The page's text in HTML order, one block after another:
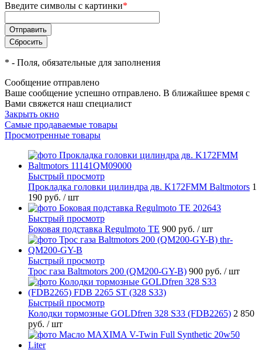
Введите символы с картинки*
* - Поля, обязательные для заполнения
Сообщение отправлено
Ваше сообщение успешно отправлено. В ближайшее время с
Вами свяжется наш специалист
Закрыть окно
Самые продаваемые товары
Просмотренные товары
Быстрый просмотр
Прокладка головки цилиндра дв. K172FMM Baltmotors 1
190 руб. / шт
Быстрый просмотр
Боковая подставка Regulmoto TE 900 руб. / шт
Быстрый просмотр
Трос газа Baltmotors 200 (QM200-GY-B) 900 руб. / шт
Быстрый просмотр
Колодки тормозные GOLDfren 328 S33 (FDB2265) 2 850
руб. / шт